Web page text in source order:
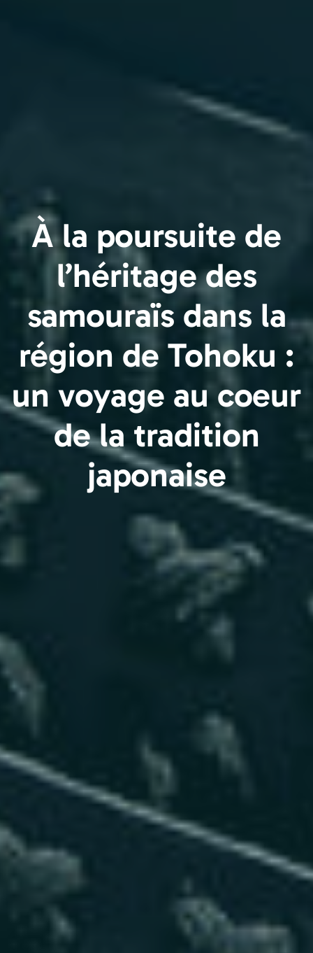
À la poursuite de
l’héritage des
samouraïs dans la
région de Tohoku :
un voyage au coeur
de la tradition
japonaise